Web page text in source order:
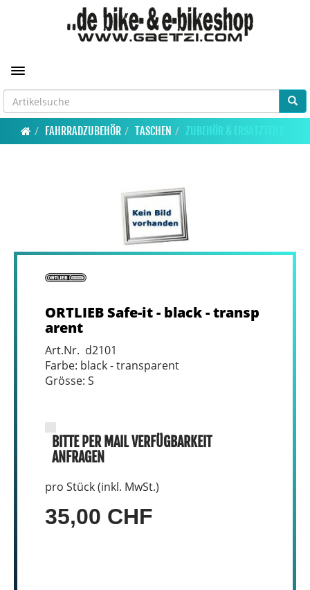
Toggle navigation
FAHRRADZUBEHÖR TASCHEN ZUBEHÖR & ERSATZTEILE
ORTLIEB Safe-it - black - transp
arent
Art.Nr. d2101
Farbe: black - transparent
Grösse: S
BITTE PER MAIL VERFÜGBARKEIT
ANFRAGEN
pro Stück (inkl. MwSt.)
35,00 CHF